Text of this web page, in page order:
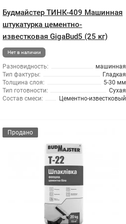
Будмайстер ТИНК-409 Машинная
штукатурка цементно-
известковая GigaBud5 (25 кг)
Нет в наличии
Разновидность:
машинная
Тип фактуры:
Гладкая
Толщина слоя:
5-30 мм
Тип готовности:
Сухая
Состав смеси:
Цементно-известковый
Продано